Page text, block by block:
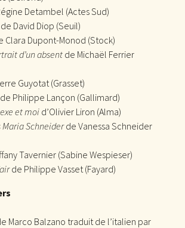
Detambel (Actes Sud)
de David Diop (Seuil)
Clara Dupont-Monod (Stock)
d’un absent de Michaël Ferrier
Guyotat (Grasset)
de Philippe Lançon (Gallimard)
et moi d’Olivier Liron (Alma)
Maria Schneiderde Vanessa Schneider
Tavernier (Sabine Wespieser)
de Philippe Vasset (Fayard)
Marco Balzano traduit de l’italien par